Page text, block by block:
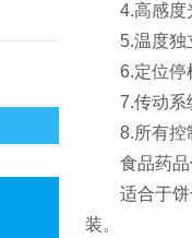
4.高感度光
5.温度独立
6.定位停机
7.传动系统
8.所有控制
食品药品
适合于饼干
装。